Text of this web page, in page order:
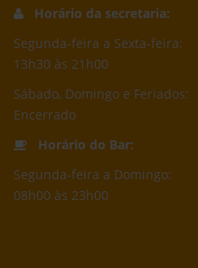
Horário da secretaria:
Segunda-feira a Sexta-feira:
13h30 às 21h00
Sábado, Domingo e Feriados:
Encerrado
Horário do Bar:
Segunda-feira a Domingo:
08h00 às 23h00